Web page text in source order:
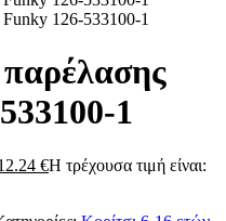
1
€Η τρέχουσα τιμή είναι: